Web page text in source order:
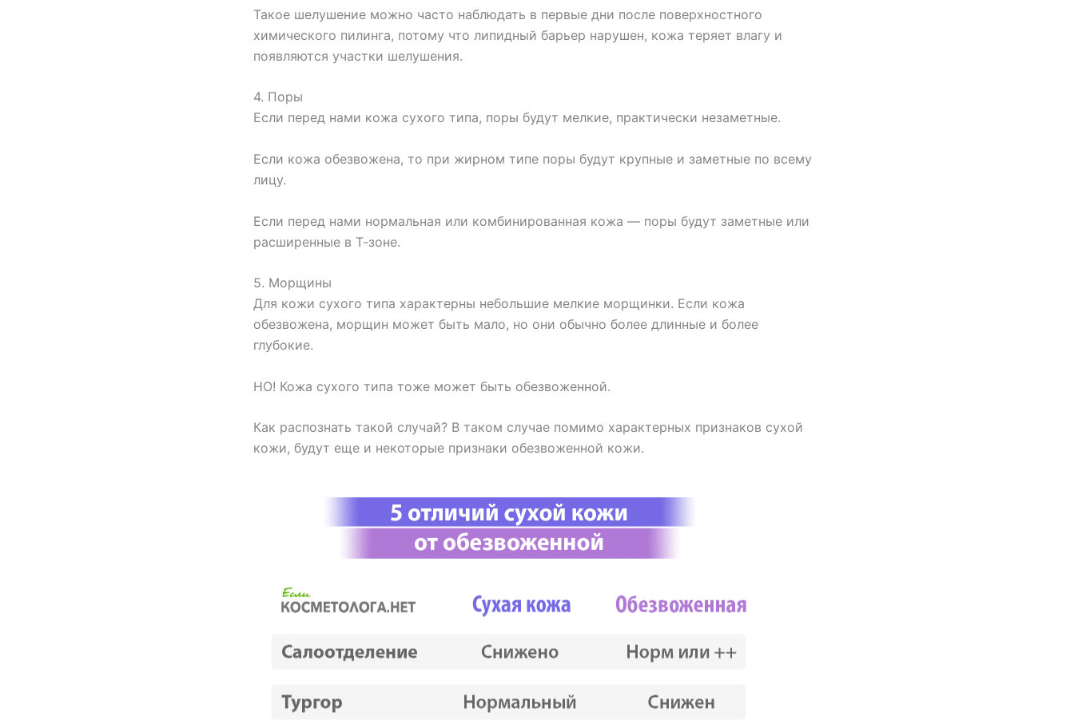
Такое шелушение можно часто наблюдать в первые дни после поверхностного
химического пилинга, потому что липидный барьер нарушен, кожа теряет влагу и
появляются участки шелушения.
4. Поры
Если перед нами кожа сухого типа, поры будут мелкие, практически незаметные.
Если кожа обезвожена, то при жирном типе поры будут крупные и заметные по всему
лицу.
Если перед нами нормальная или комбинированная кожа — поры будут заметные или
расширенные в Т-зоне.
5. Морщины
Для кожи сухого типа характерны небольшие мелкие морщинки. Если кожа
обезвожена, морщин может быть мало, но они обычно более длинные и более
глубокие.
НО! Кожа сухого типа тоже может быть обезвоженной.
Как распознать такой случай? В таком случае помимо характерных признаков сухой
кожи, будут еще и некоторые признаки обезвоженной кожи.